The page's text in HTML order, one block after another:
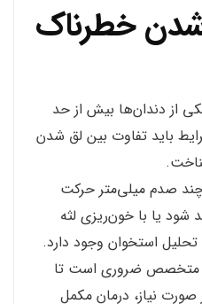
خطرناک
از دندان‌ها بیش از حد
باید تفاوت بین لق شدن
چند صدم میلی‌متر حرکت
شود یا با خون‌ریزی لثه
تحلیل استخوان وجود دارد.
متخصص ضروری است تا
نیاز، درمان مکمل